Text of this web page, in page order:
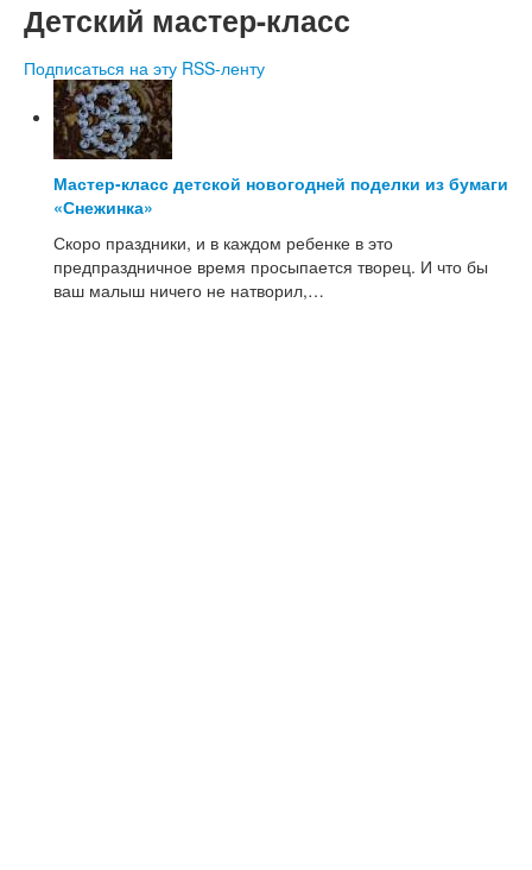
Детский мастер-класс
Подписаться на эту RSS-ленту
Мастер-класс детской новогодней поделки из бумаги
«Снежинка»
Скоро праздники, и в каждом ребенке в это
предпраздничное время просыпается творец. И что бы
ваш малыш ничего не натворил,…